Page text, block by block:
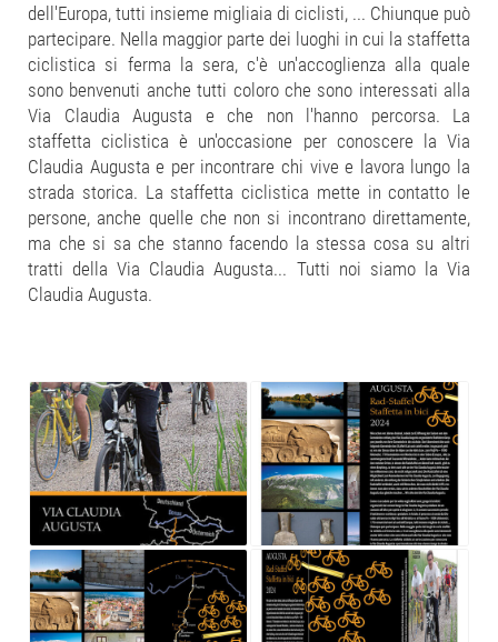
dell'Europa, tutti insieme migliaia di ciclisti, ... Chiunque può
partecipare. Nella maggior parte dei luoghi in cui la staffetta
ciclistica si ferma la sera, c'è un'accoglienza alla quale
sono benvenuti anche tutti coloro che sono interessati alla
Via Claudia Augusta e che non l'hanno percorsa. La
staffetta ciclistica è un'occasione per conoscere la Via
Claudia Augusta e per incontrare chi vive e lavora lungo la
strada storica. La staffetta ciclistica mette in contatto le
persone, anche quelle che non si incontrano direttamente,
ma che si sa che stanno facendo la stessa cosa su altri
tratti della Via Claudia Augusta... Tutti noi siamo la Via
Claudia Augusta.